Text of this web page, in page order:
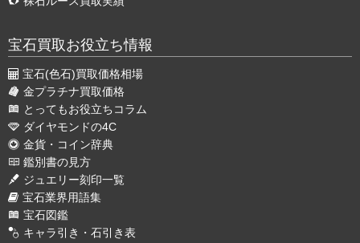
宝石買取お役立ち情報
宝石(色石)買取価格相場
金プラチナ買取価格
とってもお役立ちコラム
ダイヤモンドの4C
金貨・コイン辞典
鑑別書の見方
ジュエリー刻印一覧
宝石業界用語集
宝石図鑑
キャラ引き・石引き表